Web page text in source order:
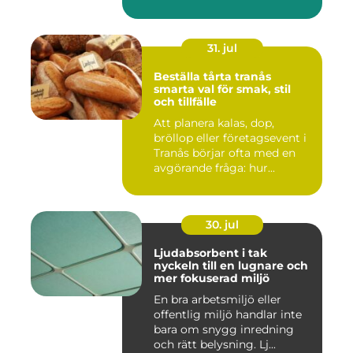
31. jul
Beställa tårta tranås
smarta val för smak, stil
och tillfälle
Att planera kalas, dop,
bröllop eller företagsevent i
Tranås börjar ofta med en
avgörande fråga: hur...
30. jul
Ljudabsorbent i tak
nyckeln till en lugnare och
mer fokuserad miljö
En bra arbetsmiljö eller
offentlig miljö handlar inte
bara om snygg inredning
och rätt belysning. Lj...